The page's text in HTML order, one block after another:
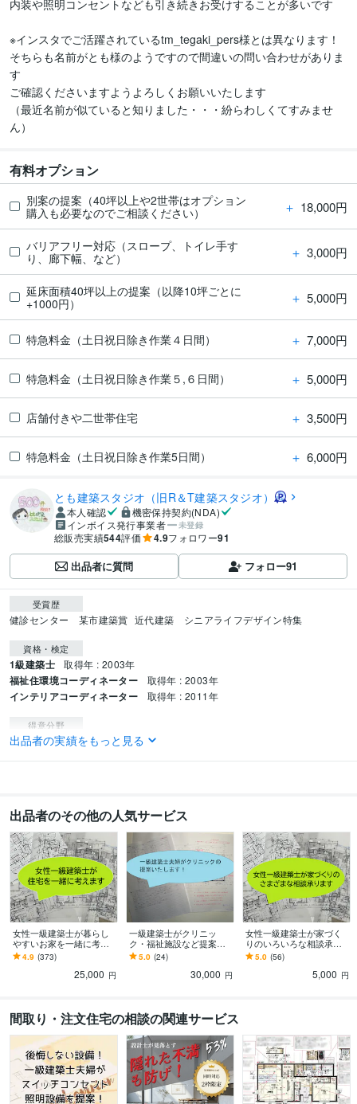
内装や照明コンセントなども引き続きお受けすることが多いです
※インスタでご活躍されているtm_tegaki_pers様とは異なります！
そちらも名前がとも様のようですので間違いの問い合わせがありま
す
ご確認くださいますようよろしくお願いいたします
（最近名前が似ていると知りました・・・紛らわしくてすみませ
有料オプション
別案の提案（40坪以上や2世帯はオプション
購入も必要なのでご相談ください）
＋ 18,000円
バリアフリー対応（スロープ、トイレ手す
り、廊下幅、など）
＋ 3,000円
延床面積40坪以上の提案（以降10坪ごとに
+1000円）
＋ 5,000円
特急料金（土日祝日除き作業４日間） ＋ 7,000円
特急料金（土日祝日除き作業５,６日間） ＋ 5,000円
店舗付きや二世帯住宅 ＋ 3,500円
特急料金（土日祝日除き作業5日間） ＋ 6,000円
とも建築スタジオ（旧R＆T建築スタジオ）
本人確認
機密保持契約(NDA)
インボイス発行事業者
未登録
総販売実績544評価 4.9フォロワー91
出品者に質問 フォロー91
受賞歴
健診センター　某市建築賞 近代建築　シニアライフデザイン特集
資格・検定
1級建築士 取得年 : 2003年
福祉住環境コーディネーター 取得年 : 2003年
インテリアコーディネーター 取得年 : 2011年
得意分野
デザイン制作 住宅の新築設計・リノベーション設計
出品者の実績をもっと見る
出品者のその他の人気サービス
女性一級建築士が暮らし
やすいお家を一緒に考え
ます 家事・育児・生活動
線を考えた快適な間取り
4.9 (373)
25,000 円
一級建築士がクリニッ
ク・福祉施設など提案い
たします 経験に基づき利
用者・スタッフ動線に配
慮 他様々な建物に対
5.0 (24)
30,000 円
女性一級建築士が家づく
りのいろいろな相談承り
ます お困りごとやスイッ
チ・コンセント・照明・
内装などもどうぞ
5.0 (56)
5,000 円
間取り・注文住宅の相談の関連サービス